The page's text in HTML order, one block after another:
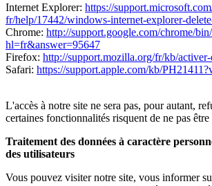
Internet Explorer: https://
fr/help/17442/windows-internet-explorer-
Chrome: http://support.google.com/chrome/
hl=fr&answer=95647
Firefox: http://support.mozilla.org/fr/kb/
Safari: https://support.apple.com/kb/
L'accès à notre site ne sera pas, pour autant,
certaines fonctionnalités risquent de ne pas
Traitement des données à caractère
des utilisateurs
Vous pouvez visiter notre site, vous informer